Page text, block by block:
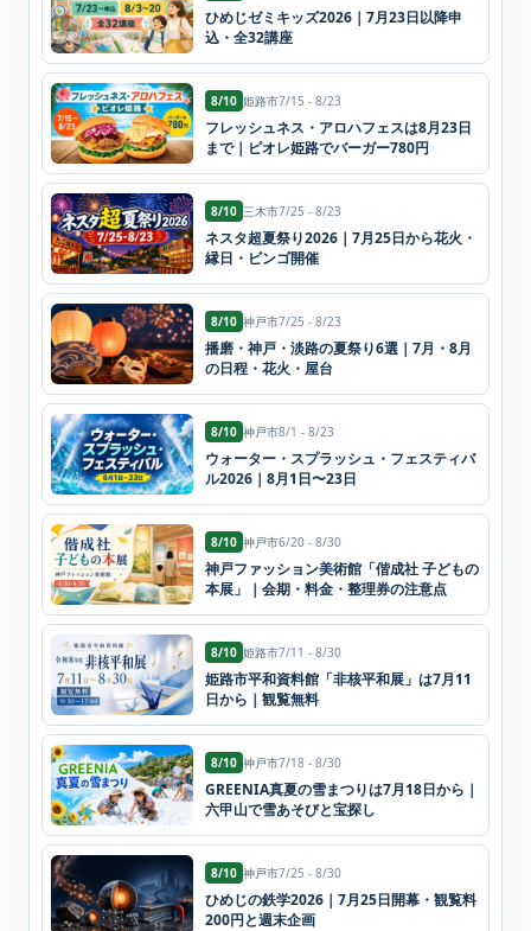
ひめじゼミキッズ2026｜7月23日以降申
込・全32講座
8/10 姫路市7/15 - 8/23
フレッシュネス・アロハフェスは8月23日
まで｜ピオレ姫路でバーガー780円
8/10 三木市7/25 - 8/23
ネスタ超夏祭り2026｜7月25日から花火・
縁日・ビンゴ開催
8/10 神戸市7/25 - 8/23
播磨・神戸・淡路の夏祭り6選｜7月・8月
の日程・花火・屋台
8/10 神戸市8/1 - 8/23
ウォーター・スプラッシュ・フェスティバ
ル2026｜8月1日〜23日
8/10 神戸市6/20 - 8/30
神戸ファッション美術館「偕成社 子どもの
本展」｜会期・料金・整理券の注意点
8/10 姫路市7/11 - 8/30
姫路市平和資料館「非核平和展」は7月11
日から｜観覧無料
8/10 神戸市7/18 - 8/30
GREENIA真夏の雪まつりは7月18日から｜
六甲山で雪あそびと宝探し
8/10 神戸市7/25 - 8/30
ひめじの鉄学2026｜7月25日開幕・観覧料
200円と週末企画